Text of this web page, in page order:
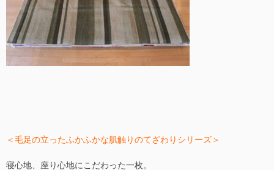
＜毛足の立ったふかふかな肌触りのてざわりシリーズ＞
寝心地、座り心地にこだわった一枚。